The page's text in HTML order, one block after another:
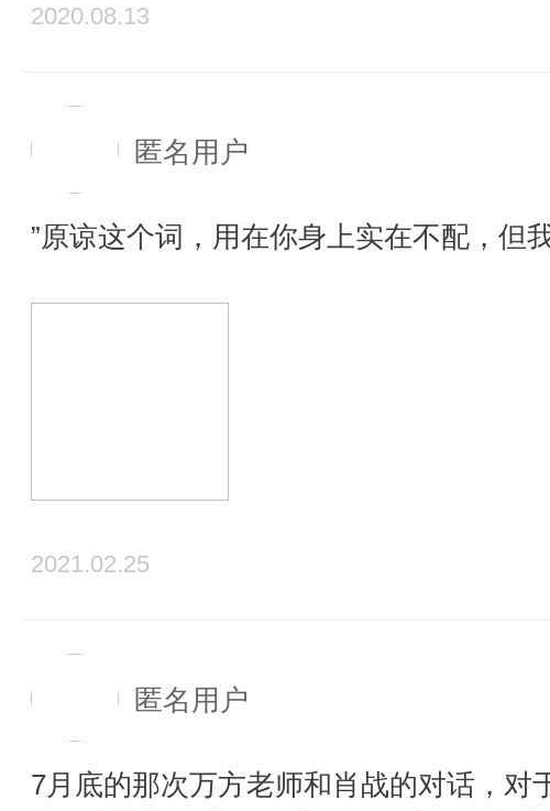
2020.08.13
匿名用户
”原谅这个词，用在你身上实在不配，但
2021.02.25
匿名用户
7月底的那次万方老师和肖战的对话，